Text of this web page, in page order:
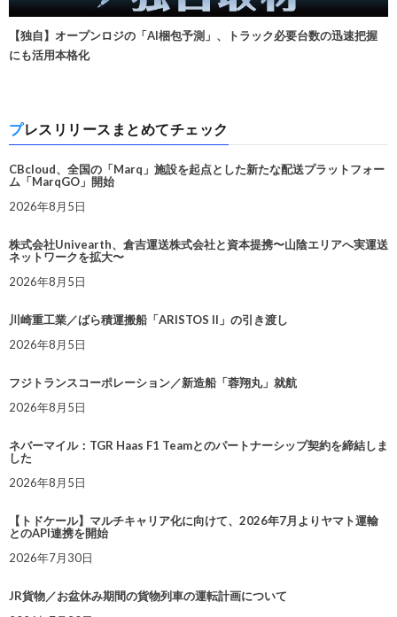
【独自】オープンロジの「AI梱包予測」、トラック必要台数の迅速把握
にも活用本格化
プレスリリースまとめてチェック
CBcloud、全国の「Marq」施設を起点とした新たな配送プラットフォー
ム「MarqGO」開始
2026年8月5日
株式会社Univearth、倉吉運送株式会社と資本提携〜山陰エリアへ実運送
ネットワークを拡大〜
2026年8月5日
川崎重工業／ばら積運搬船「ARISTOS II」の引き渡し
2026年8月5日
フジトランスコーポレーション／新造船「蓉翔丸」就航
2026年8月5日
ネバーマイル：TGR Haas F1 Teamとのパートナーシップ契約を締結しま
した
2026年8月5日
【トドケール】マルチキャリア化に向けて、2026年7月よりヤマト運輸
とのAPI連携を開始
2026年7月30日
JR貨物／お盆休み期間の貨物列車の運転計画について